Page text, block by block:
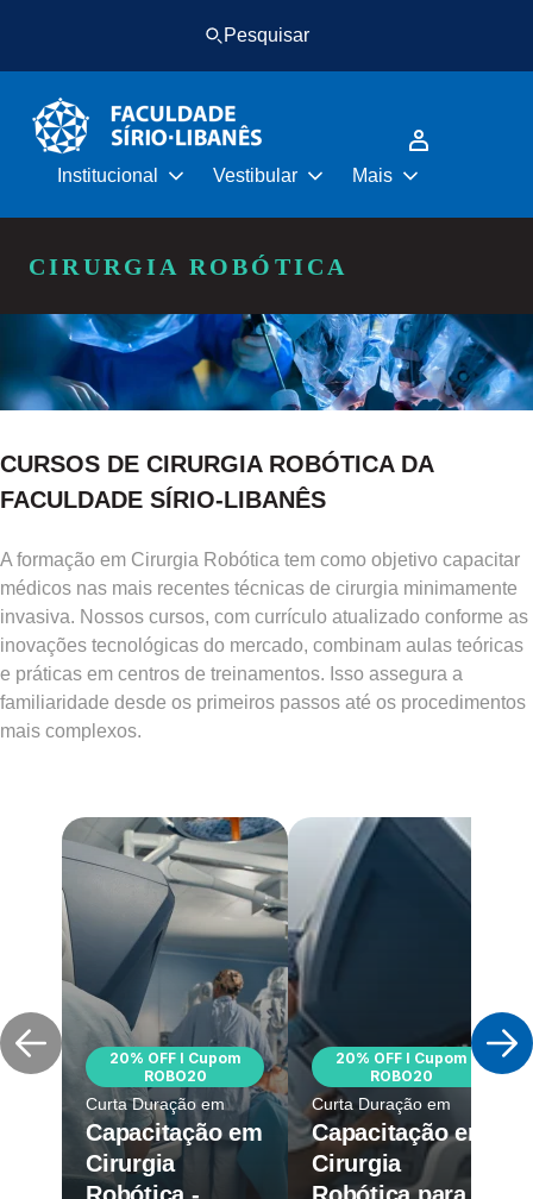
o
conteúdo
principal
o
rodapé
Pesquisar
Institucional Vestibular Mais
CIRURGIA ROBÓTICA
CURSOS DE CIRURGIA ROBÓTICA DA
FACULDADE SÍRIO-LIBANÊS
A formação em Cirurgia Robótica tem como objetivo capacitar
médicos nas mais recentes técnicas de cirurgia minimamente
invasiva. Nossos cursos, com currículo atualizado conforme as
inovações tecnológicas do mercado, combinam aulas teóricas
e práticas em centros de treinamentos. Isso assegura a
familiaridade desde os primeiros passos até os procedimentos
mais complexos.
20% OFF I Cupom
ROBO20
Curta Duração em
Capacitação em
Cirurgia
20% OFF I Cupom
ROBO20
Curta Duração em
Capacitação em
Cirurgia